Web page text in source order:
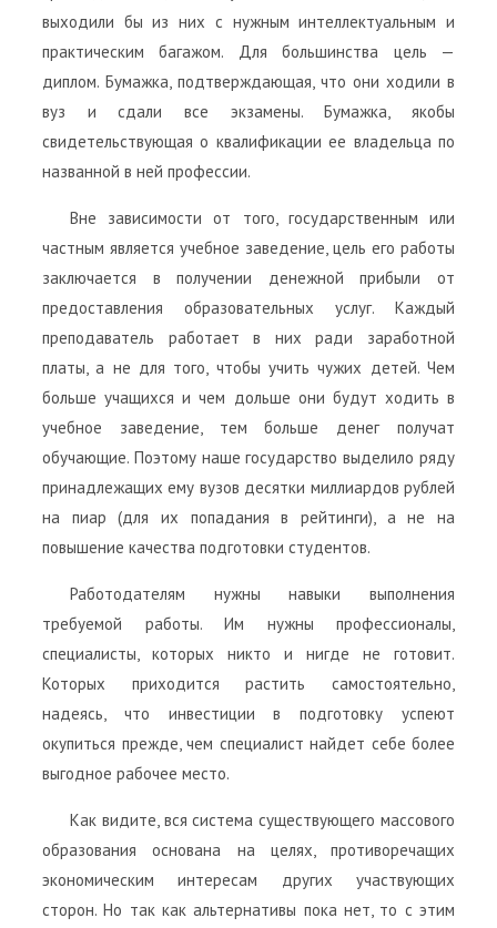
выходили бы из них с нужным интеллектуальным и
практическим багажом. Для большинства цель —
диплом. Бумажка, подтверждающая, что они ходили в
вуз и сдали все экзамены. Бумажка, якобы
свидетельствующая о квалификации ее владельца по
названной в ней профессии.
Вне зависимости от того, государственным или
частным является учебное заведение, цель его работы
заключается в получении денежной прибыли от
предоставления образовательных услуг. Каждый
преподаватель работает в них ради заработной
платы, а не для того, чтобы учить чужих детей. Чем
больше учащихся и чем дольше они будут ходить в
учебное заведение, тем больше денег получат
обучающие. Поэтому наше государство выделило ряду
принадлежащих ему вузов десятки миллиардов рублей
на пиар (для их попадания в рейтинги), а не на
повышение качества подготовки студентов.
Работодателям нужны навыки выполнения
требуемой работы. Им нужны профессионалы,
специалисты, которых никто и нигде не готовит.
Которых приходится растить самостоятельно,
надеясь, что инвестиции в подготовку успеют
окупиться прежде, чем специалист найдет себе более
выгодное рабочее место.
Как видите, вся система существующего массового
образования основана на целях, противоречащих
экономическим интересам других участвующих
сторон. Но так как альтернативы пока нет, то с этим